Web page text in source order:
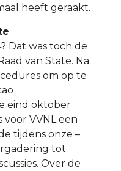
heeft geraakt.
Dat was toch de
van State. Na
om op te
eind oktober
voor VVNL een
tijdens onze –
tot
Over de